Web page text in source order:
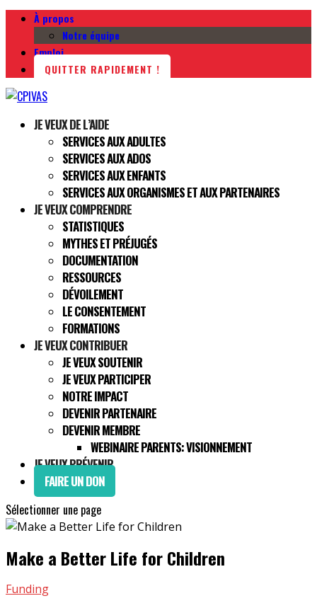
À propos
Notre équipe
Emploi
QUITTER RAPIDEMENT !
JE VEUX DE L’AIDE
SERVICES AUX ADULTES
SERVICES AUX ADOS
SERVICES AUX ENFANTS
SERVICES AUX ORGANISMES ET AUX PARTENAIRES
JE VEUX COMPRENDRE
STATISTIQUES
MYTHES ET PRÉJUGÉS
DOCUMENTATION
RESSOURCES
DÉVOILEMENT
LE CONSENTEMENT
FORMATIONS
JE VEUX CONTRIBUER
JE VEUX SOUTENIR
JE VEUX PARTICIPER
NOTRE IMPACT
DEVENIR PARTENAIRE
DEVENIR MEMBRE
WEBINAIRE PARENTS: VISIONNEMENT
JE VEUX PRÉVENIR
FAIRE UN DON
Sélectionner une page
Make a Better Life for Children
Funding